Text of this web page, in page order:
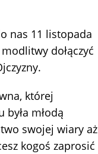
nas 11 listopada
dołączyć
której
młodą
swojej wiary aż
kogoś zaprosić